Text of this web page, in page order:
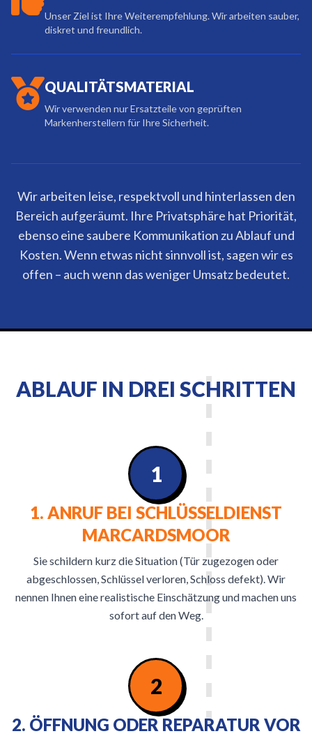
Unser Ziel ist Ihre Weiterempfehlung. Wir arbeiten sauber,
diskret und freundlich.
QUALITÄTSMATERIAL
Wir verwenden nur Ersatzteile von geprüften
Markenherstellern für Ihre Sicherheit.
Wir arbeiten leise, respektvoll und hinterlassen den
Bereich aufgeräumt. Ihre Privatsphäre hat Priorität,
ebenso eine saubere Kommunikation zu Ablauf und
Kosten. Wenn etwas nicht sinnvoll ist, sagen wir es
offen – auch wenn das weniger Umsatz bedeutet.
ABLAUF IN DREI SCHRITTEN
1. ANRUF BEI SCHLÜSSELDIENST
MARCARDSMOOR
Sie schildern kurz die Situation (Tür zugezogen oder
abgeschlossen, Schlüssel verloren, Schloss defekt). Wir
nennen Ihnen eine realistische Einschätzung und machen uns
sofort auf den Weg.
1
2
2. ÖFFNUNG ODER REPARATUR VOR